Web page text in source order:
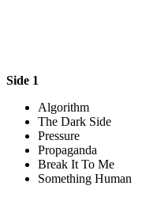
Side 1
Algorithm
The Dark Side
Pressure
Propaganda
Break It To Me
Something Human